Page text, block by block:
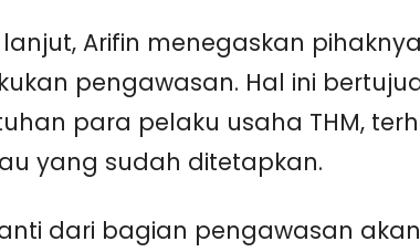
lanjut, Arifin menegaskan
pengawasan. Hal ini
para pelaku usaha THM,
yang sudah ditetapkan.
dari bagian pengawasan